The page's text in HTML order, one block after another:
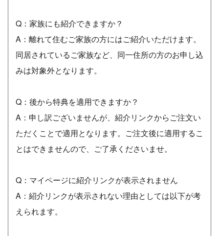
Q：家族にも紹介できますか？
A：離れて住むご家族の方にはご紹介いただけます。
同居されているご家族など、同一住所の方のお申し込
みは対象外となります。
Q：後から特典を適用できますか？
A：申し訳ございませんが、紹介リンクからご注文い
ただくことで適用となります。ご注文後に適用するこ
とはできませんので、ご了承くださいませ。
Q：マイページに紹介リンクが表示されません
A：紹介リンクが表示されない理由としては以下が考
えられます。